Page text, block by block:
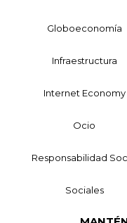
Globoeconomía
Infraestructura
Internet Economy
Ocio
Responsabilidad
Sociales